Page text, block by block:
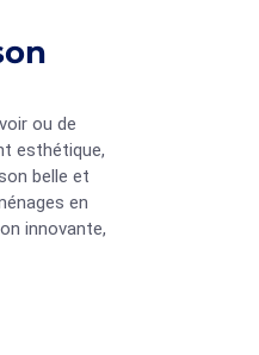
ou de
esthétique,
belle et
en
innovante,